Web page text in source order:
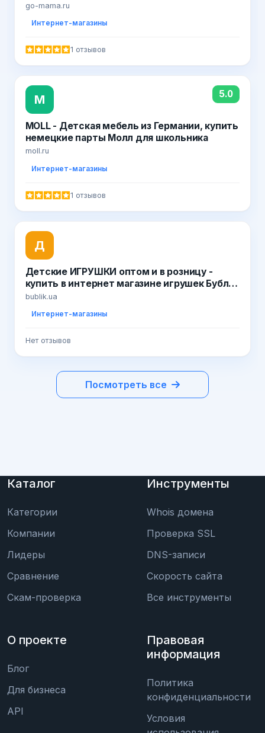
go-mama.ru
Интернет-магазины
1 отзывов
M 5.0
MOLL - Детская мебель из Германии, купить
немецкие парты Молл для школьника
moll.ru
Интернет-магазины
1 отзывов
Д
Детские ИГРУШКИ оптом и в розницу -
купить в интернет магазине игрушек Бублик
/ www.bublik.ua
bublik.ua
Интернет-магазины
Нет отзывов
Посмотреть все
Каталог
Категории
Компании
Лидеры
Сравнение
Скам-проверка
Инструменты
Whois домена
Проверка SSL
DNS-записи
Скорость сайта
Все инструменты
О проекте
Блог
Для бизнеса
API
Правовая
информация
Политика
конфиденциальности
Условия